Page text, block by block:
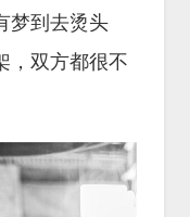
梦到去烫头
，双方都很不